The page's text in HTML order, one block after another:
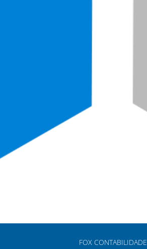
FOX CONTABILIDADE